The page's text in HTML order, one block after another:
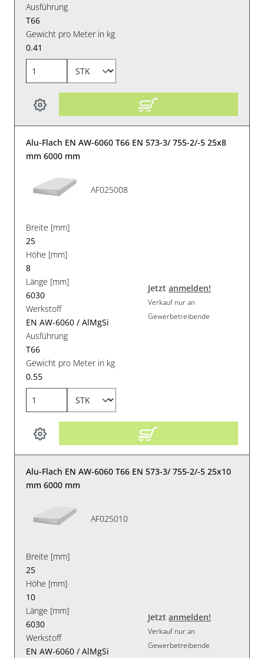
Ausführung
T66
Gewicht pro Meter in kg
0.41
Alu-Flach EN AW-6060 T66 EN 573-3/ 755-2/-5 25x8
mm 6000 mm
AF025008
Breite [mm]
25
Höhe [mm]
8
Länge [mm]
6030
Werkstoff
EN AW-6060 / AlMgSi
Ausführung
T66
Gewicht pro Meter in kg
0.55
Jetztanmelden!
Verkauf nur an
Gewerbetreibende
Alu-Flach EN AW-6060 T66 EN 573-3/ 755-2/-5 25x10
mm 6000 mm
AF025010
Breite [mm]
25
Höhe [mm]
10
Länge [mm]
6030
Werkstoff
EN AW-6060 / AlMgSi
Jetztanmelden!
Verkauf nur an
Gewerbetreibende